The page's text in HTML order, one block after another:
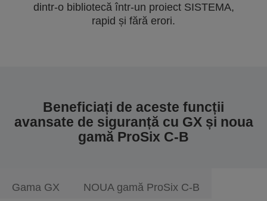
dintr-o bibliotecă într-un proiect SISTEMA,
rapid și fără erori.
Beneficiați de aceste funcții
avansate de siguranță cu GX și noua
gamă ProSix C-B
Gama GX NOUA gamă ProSix C-B